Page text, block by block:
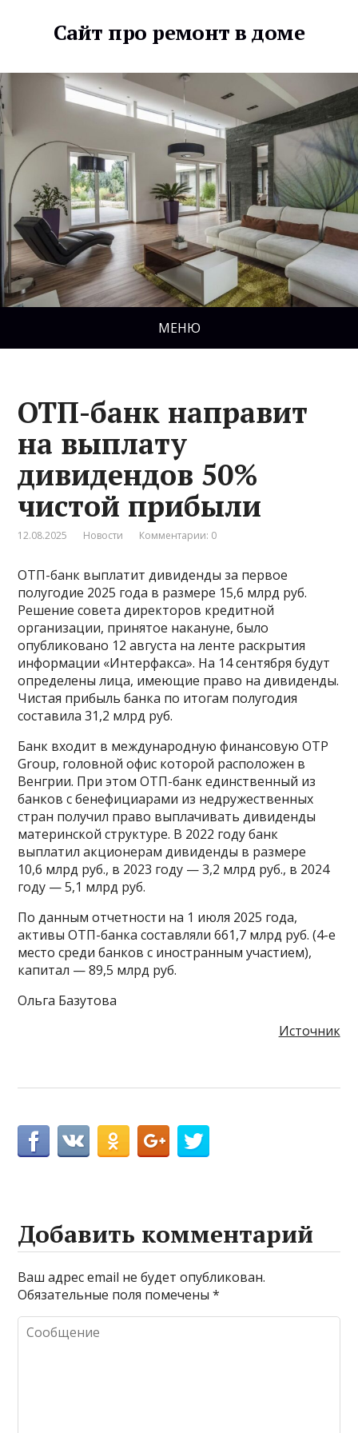
Сайт про ремонт в доме
МЕНЮ
ОТП-банк направит
на выплату
дивидендов 50%
чистой прибыли
12.08.2025 Новости Комментарии: 0
ОТП-банк выплатит дивиденды за первое
полугодие 2025 года в размере 15,6 млрд руб.
Решение совета директоров кредитной
организации, принятое накануне, было
опубликовано 12 августа на ленте раскрытия
информации «Интерфакса». На 14 сентября будут
определены лица, имеющие право на дивиденды.
Чистая прибыль банка по итогам полугодия
составила 31,2 млрд руб.
Банк входит в международную финансовую OTP
Group, головной офис которой расположен в
Венгрии. При этом ОТП-банк единственный из
банков с бенефициарами из недружественных
стран получил право выплачивать дивиденды
материнской структуре. В 2022 году банк
выплатил акционерам дивиденды в размере
10,6 млрд руб., в 2023 году — 3,2 млрд руб., в 2024
году — 5,1 млрд руб.
По данным отчетности на 1 июля 2025 года,
активы ОТП-банка составляли 661,7 млрд руб. (4-е
место среди банков с иностранным участием),
капитал — 89,5 млрд руб.
Ольга Базутова
Источник
Добавить комментарий
Ваш адрес email не будет опубликован.
Обязательные поля помечены*